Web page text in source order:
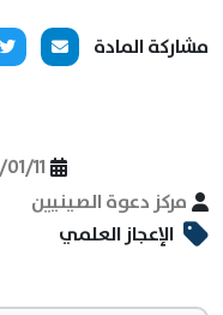
مشاركة المادة
مركز دعوة الصينيين
11
الإعجاز العلمي